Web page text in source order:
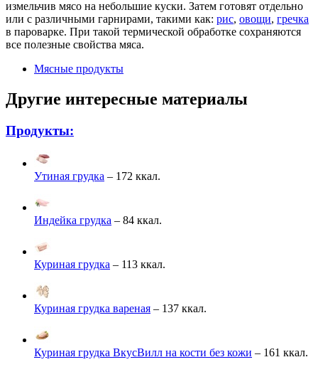
измельчив мясо на небольшие куски. Затем готовят отдельно
или с различными гарнирами, такими как: рис, овощи, гречка
в пароварке. При такой термической обработке сохраняются
все полезные свойства мяса.
Мясные продукты
Другие интересные материалы
Продукты:
Утиная грудка – 172 ккал.
Индейка грудка – 84 ккал.
Куриная грудка – 113 ккал.
Куриная грудка вареная – 137 ккал.
Куриная грудка ВкусВилл на кости без кожи – 161 ккал.